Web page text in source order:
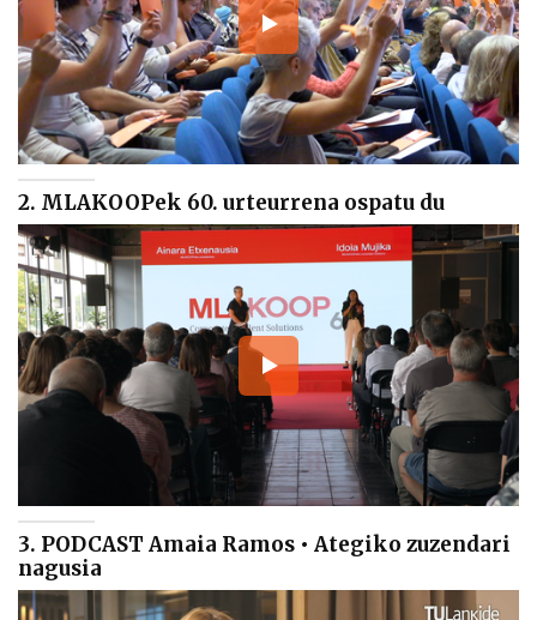
2. MLAKOOPek 60. urteurrena ospatu du
3. PODCAST Amaia Ramos • Ategiko zuzendari
nagusia